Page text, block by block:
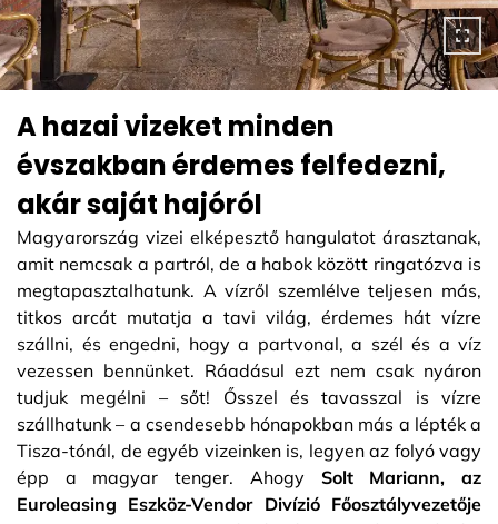
A hazai vizeket minden
évszakban érdemes felfedezni,
akár saját hajóról
Magyarország vizei elképesztő hangulatot árasztanak,
amit nemcsak a partról, de a habok között ringatózva is
megtapasztalhatunk. A vízről szemlélve teljesen más,
titkos arcát mutatja a tavi világ, érdemes hát vízre
szállni, és engedni, hogy a partvonal, a szél és a víz
vezessen bennünket. Ráadásul ezt nem csak nyáron
tudjuk megélni – sőt! Ősszel és tavasszal is vízre
szállhatunk – a csendesebb hónapokban más a lépték a
Tisza-tónál, de egyéb vizeinken is, legyen az folyó vagy
épp a magyar tenger. AhogySolt Mariann, az
Euroleasing Eszköz-Vendor Divízió Főosztályvezetője